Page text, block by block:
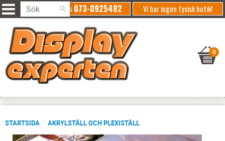
Vi har ingen fysisk butik!
Ring oss073-0925482
STARTSIDA AKRYLSTÄLL OCH PLEXISTÄLL